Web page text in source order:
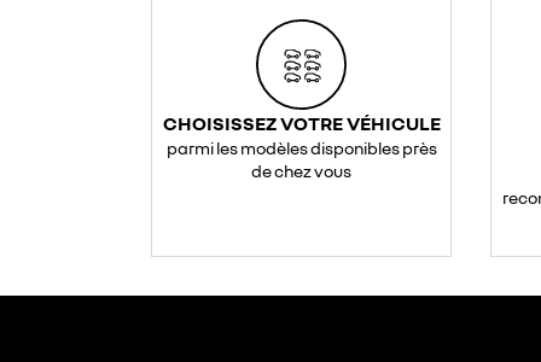
CHOISISSEZ VOTRE VÉHICULE
parmi les modèles disponibles près
de chez vous